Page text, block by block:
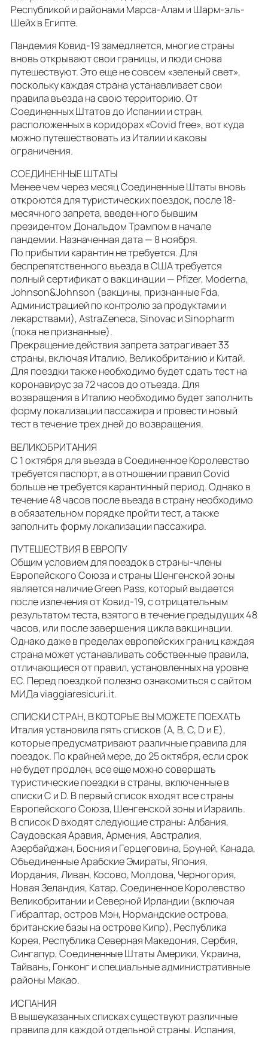
Республикой и районами Марса-Алам и Шарм-эль-
Шейх в Египте.
Пандемия Ковид-19 замедляется, многие страны
вновь открывают свои границы, и люди снова
путешествуют. Это еще не совсем «зеленый свет»,
поскольку каждая страна устанавливает свои
правила въезда на свою территорию. От
Соединенных Штатов до Испании и стран,
расположенных в коридорах «Covid free», вот куда
можно путешествовать из Италии и каковы
ограничения.
СОЕДИНЕННЫЕ ШТАТЫ
Менее чем через месяц Соединенные Штаты вновь
откроются для туристических поездок, после 18-
месячного запрета, введенного бывшим
президентом Дональдом Трампом в начале
пандемии. Назначенная дата — 8 ноября.
По прибытии карантин не требуется. Для
беспрепятственного въезда в США требуется
полный сертификат о вакцинации — Pfizer, Moderna,
Johnson&Johnson (вакцины, признанные Fda,
Администрацией по контролю за продуктами и
лекарствами), AstraZeneca, Sinovac и Sinopharm
(пока не признанные).
Прекращение действия запрета затрагивает 33
страны, включая Италию, Великобританию и Китай.
Для поездки также необходимо будет сдать тест на
коронавирус за 72 часов до отъезда. Для
возвращения в Италию необходимо будет заполнить
форму локализации пассажира и провести новый
тест в течение трех дней до возвращения.
ВЕЛИКОБРИТАНИЯ
С 1 октября для въезда в Соединенное Королевство
требуется паспорт, а в отношении правил Covid
больше не требуется карантинный период. Однако в
течение 48 часов после въезда в страну необходимо
в обязательном порядке пройти тест, а также
заполнить форму локализации пассажира.
ПУТЕШЕСТВИЯ В ЕВРОПУ
Общим условием для поездок в страны-члены
Европейского Союза и страны Шенгенской зоны
является наличие Green Pass, который выдается
после излечения от Ковид-19, с отрицательным
результатом теста, взятого в течение предыдущих 48
часов, или после завершения цикла вакцинации.
Однако даже в пределах европейских границ каждая
страна может устанавливать собственные правила,
отличающиеся от правил, установленных на уровне
ЕС. Перед поездкой полезно ознакомиться с сайтом
МИДа viaggiaresicuri.it.
СПИСКИ СТРАН, В КОТОРЫЕ ВЫ МОЖЕТЕ ПОЕХАТЬ
Италия установила пять списков (A, B, C, D и E),
которые предусматривают различные правила для
поездок. По крайней мере, до 25 октября, если срок
не будет продлен, все еще можно совершать
туристические поездки в страны, включенные в
списки C и D. В первый список входят все страны
Европейского Союза, Шенгенской зоны и Израиль.
В список D входят следующие страны: Албания,
Саудовская Аравия, Армения, Австралия,
Азербайджан, Босния и Герцеговина, Бруней, Канада,
Объединенные Арабские Эмираты, Япония,
Иордания, Ливан, Косово, Молдова, Черногория,
Новая Зеландия, Катар, Соединенное Королевство
Великобритании и Северной Ирландии (включая
Гибралтар, остров Мэн, Нормандские острова,
британские базы на острове Кипр), Республика
Корея, Республика Северная Македония, Сербия,
Сингапур, Соединенные Штаты Америки, Украина,
Тайвань, Гонконг и специальные административные
районы Макао.
ИСПАНИЯ
В вышеуказанных списках существуют различные
правила для каждой отдельной страны. Испания,